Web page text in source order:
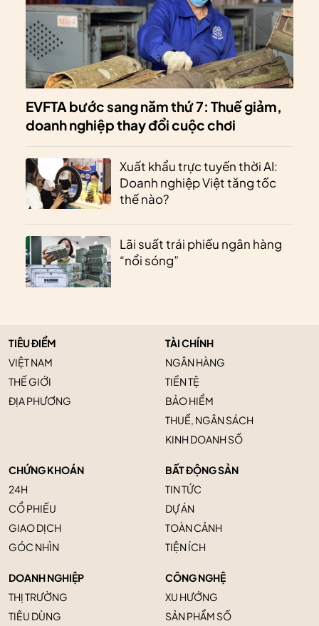
EVFTA bước sang năm thứ 7: Thuế giảm,
doanh nghiệp thay đổi cuộc chơi
Xuất khẩu trực tuyến thời AI:
Doanh nghiệp Việt tăng tốc
thế nào?
Lãi suất trái phiếu ngân hàng
“nổi sóng”
TIÊU ĐIỂM
VIỆT NAM
THẾ GIỚI
ĐỊA PHƯƠNG
TÀI CHÍNH
NGÂN HÀNG
TIỀN TỆ
BẢO HIỂM
THUẾ, NGÂN SÁCH
KINH DOANH SỐ
CHỨNG KHOÁN
24H
CỔ PHIẾU
GIAO DỊCH
GÓC NHÌN
BẤT ĐỘNG SẢN
TIN TỨC
DỰ ÁN
TOÀN CẢNH
TIỆN ÍCH
DOANH NGHIỆP
THỊ TRƯỜNG
TIÊU DÙNG
CÔNG NGHỆ
XU HƯỚNG
SẢN PHẨM SỐ